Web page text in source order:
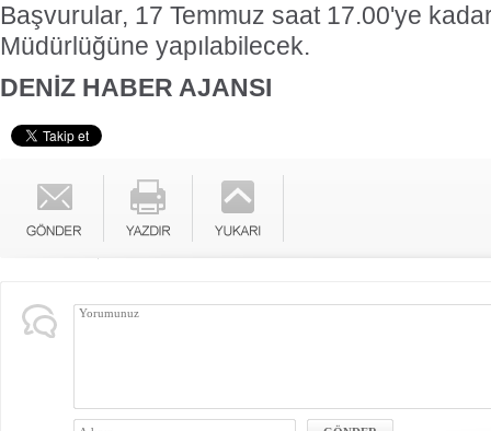
Başvurular, 17 Temmuz saat 17.00'ye
Müdürlüğüne yapılabilecek.
DENİZ HABER AJANSI